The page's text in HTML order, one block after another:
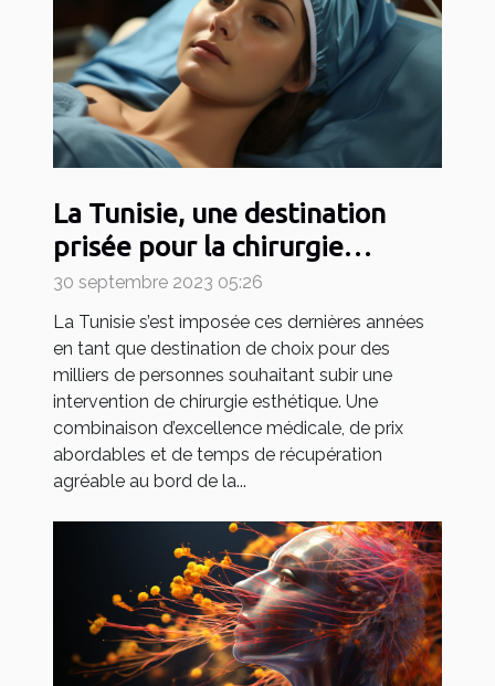
La Tunisie, une destination
prisée pour la chirurgie
esthétique
30 septembre 2023 05:26
La Tunisie s’est imposée ces dernières années
en tant que destination de choix pour des
milliers de personnes souhaitant subir une
intervention de chirurgie esthétique. Une
combinaison d’excellence médicale, de prix
abordables et de temps de récupération
agréable au bord de la...